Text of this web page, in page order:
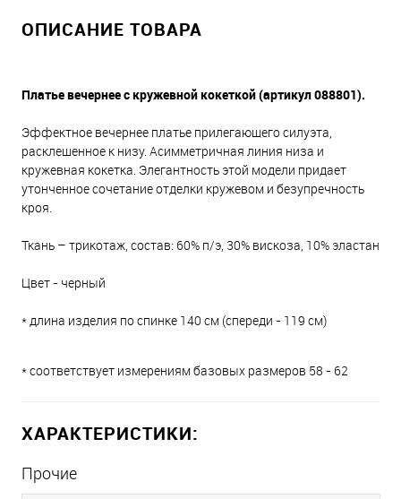
ОПИСАНИЕ ТОВАРА
Платье вечернее с кружевной кокеткой(артикул 088801).
Эффектное вечернее платье прилегающего силуэта,
расклешенное к низу. Асимметричная линия низа и
кружевная кокетка. Элегантность этой модели придает
утонченное сочетание отделки кружевом и безупречность
кроя.
Ткань – трикотаж, состав: 60% п/э, 30% вискоза, 10% эластан
Цвет - черный
* длина изделия по спинке 140 см (спереди - 119 см)
* соответствует измерениям базовых размеров 58 - 62
ХАРАКТЕРИСТИКИ:
Прочие